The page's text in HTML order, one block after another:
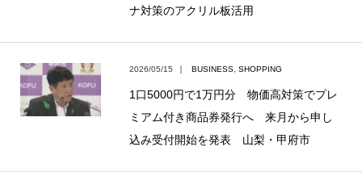
ナ対策のアクリル板活用
2026/05/15 ｜ BUSINESS SHOPPING
1口5000円で1万円分 物価高対策でプレ
ミアム付き商品券発行へ 来月から申し
込み受付開始を発表 山梨・甲府市